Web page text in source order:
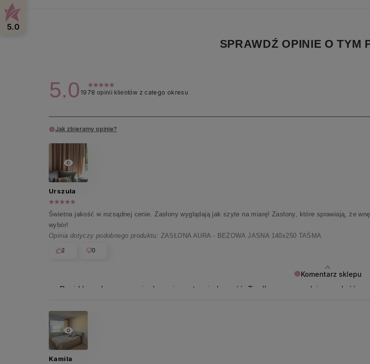
SPRAWDŹ OPINIE O TYM
5.0 1978 opinii klientów z całego okresu
Jak zbieramy opinie?
Komentarz sklepu
Pani Urszulo, ogromnie doceniamy tę wiadomość. To dla nas prawdziwa radość
Urszula
Świetna jakość w rozsądnej cenie. Zasłony wyglądają jak szyte na miarę! Zasłony, które sprawiają, że
wybór!
Opinia dotyczy podobnego produktu: ZASŁONA AURA - BEŻOWA JASNA 140x250 TAŚMA
2 0
Kamila
5.0